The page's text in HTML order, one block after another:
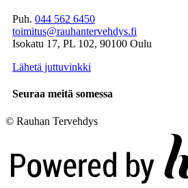
Puh. 044 562 6450
toimitus@rauhantervehdys.fi
Isokatu 17, PL 102, 90100 Oulu
Lähetä juttuvinkki
Seuraa meitä somessa
© Rauhan Tervehdys